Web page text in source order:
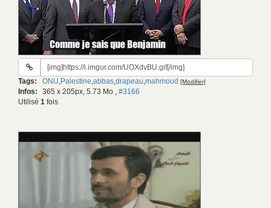
URL
gif:
Tags: ONU,Palestine,abbas,drapeau,mahmoud [Modifier]
Infos: 365 x 205px, 5.73 Mo , #3166
Utilisé 1 fois